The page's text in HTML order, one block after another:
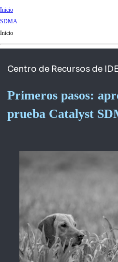
do
Inicio
SDMA
Inicio
Centro de Recursos de
Primeros pasos:
prueba Catalyst